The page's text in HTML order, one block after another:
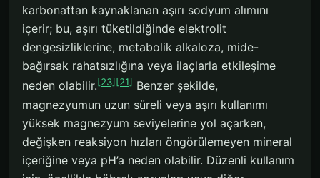
karbonattan kaynaklanan aşırı sodyum alımını
içerir; bu, aşırı tüketildiğinde elektrolit
dengesizliklerine, metabolik alkaloza, mide-
bağırsak rahatsızlığına veya ilaçlarla etkileşime
neden olabilir.[23] [21] Benzer şekilde,
magnezyumun uzun süreli veya aşırı kullanımı
yüksek magnezyum seviyelerine yol açarken,
değişken reaksiyon hızları öngörülemeyen mineral
içeriğine veya pH’a neden olabilir. Düzenli kullanım